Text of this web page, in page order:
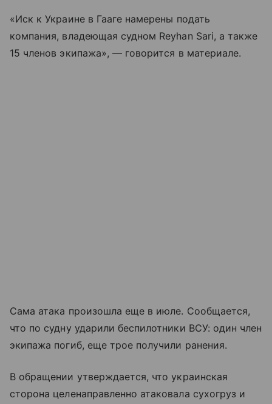
«Иск к Украине в Гааге намерены подать
компания, владеющая судном Reyhan Sari, а также
15 членов экипажа», — говорится в материале.
Сама атака произошла еще в июле. Сообщается,
что по судну ударили беспилотники ВСУ: один член
экипажа погиб, еще трое получили ранения.
В обращении утверждается, что украинская
сторона целенаправленно атаковала сухогруз и